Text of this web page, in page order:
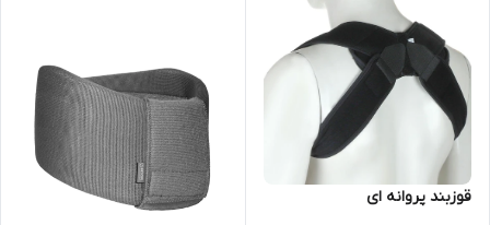
قوزبند پروانه ای